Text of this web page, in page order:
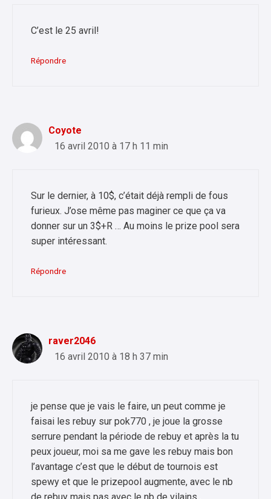
C’est le 25 avril!
Répondre
Coyote
16 avril 2010 à 17 h 11 min
Sur le dernier, à 10$, c’était déjà rempli de fous
furieux. J’ose même pas maginer ce que ça va
donner sur un 3$+R … Au moins le prize pool sera
super intéressant.
Répondre
raver2046
16 avril 2010 à 18 h 37 min
je pense que je vais le faire, un peut comme je
faisai les rebuy sur pok770 , je joue la grosse
serrure pendant la période de rebuy et après la tu
peux joueur, moi sa me gave les rebuy mais bon
l’avantage c’est que le début de tournois est
spewy et que le prizepool augmente, avec le nb